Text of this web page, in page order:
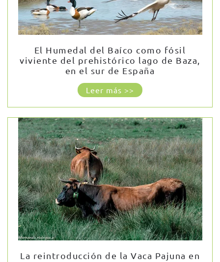
El Humedal del Baíco como fósil
viviente del prehistórico lago de Baza,
en el sur de España
Leer más >>
La reintroducción de la Vaca Pajuna en